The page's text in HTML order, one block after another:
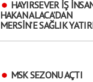
HAYIRSEVER İŞ
HAKAN ALACA’DAN
MERSİN’E SAĞLIK
MSK SEZONU AÇTI